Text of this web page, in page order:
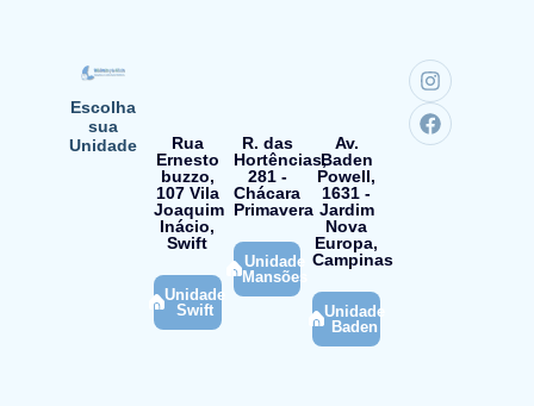
Escolha
sua
Unidade
Rua
Ernesto
buzzo,
107 Vila
Joaquim
Inácio,
Swift
Unidade
Swift
R. das
Hortências,
281 -
Chácara
Primavera
Unidade
Mansões
Av.
Baden
Powell,
1631 -
Jardim
Nova
Europa,
Campinas
Unidade
Baden